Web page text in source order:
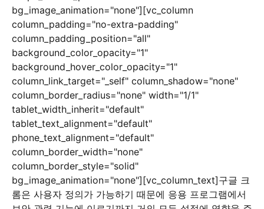
bg_image_animation="none"][vc_column
column_padding="no-extra-padding"
column_padding_position="all"
background_color_opacity="1"
background_hover_color_opacity="1"
column_link_target="_self" column_shadow="none"
column_border_radius="none" width="1/1"
tablet_width_inherit="default"
tablet_text_alignment="default"
phone_text_alignment="default"
column_border_width="none"
column_border_style="solid"
bg_image_animation="none"][vc_column_text]구글 크
롬은 사용자 정의가 가능하기 때문에 응용 프로그램에서